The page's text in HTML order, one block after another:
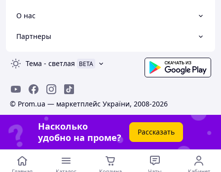
О нас
Партнеры
Тема - светлая BETA
© Prom.ua — маркетплейс України, 2008-2026
Насколько
удобно на проме?
Рассказать